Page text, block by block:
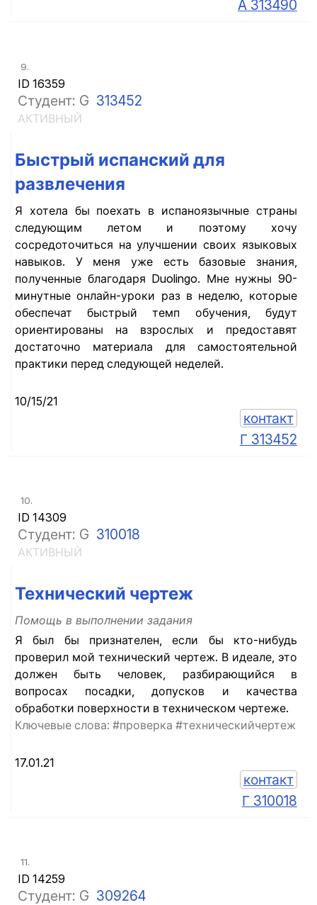
A 313490
9.
ID 16359
Студент: G 313452
АКТИВНЫЙ
Быстрый испанский для
развлечения
Я хотела бы поехать в испаноязычные страны
следующим летом и поэтому хочу
сосредоточиться на улучшении своих языковых
навыков. У меня уже есть базовые знания,
полученные благодаря Duolingo. Мне нужны 90-
минутные онлайн-уроки раз в неделю, которые
обеспечат быстрый темп обучения, будут
ориентированы на взрослых и предоставят
достаточно материала для самостоятельной
практики перед следующей неделей.
10/15/21
контакт
Г 313452
10.
ID 14309
Студент: G 310018
АКТИВНЫЙ
Технический чертеж
Помощь в выполнении задания
Я был бы признателен, если бы кто-нибудь
проверил мой технический чертеж. В идеале, это
должен быть человек, разбирающийся в
вопросах посадки, допусков и качества
обработки поверхности в техническом чертеже.
Ключевые слова: #проверка #техническийчертеж
17.01.21
контакт
Г 310018
11.
ID 14259
Студент: G 309264